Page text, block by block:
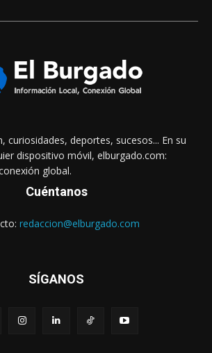
curiosidades, deportes, sucesos... En su
dispositivo móvil, elburgado.com:
global.
Cuéntanos
redaccion@elburgado.com
SÍGANOS